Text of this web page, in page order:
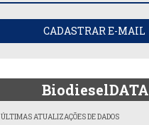
CADASTRAR E-MAIL
BiodieselDATA
ÚLTIMAS ATUALIZAÇÕES DE DADOS